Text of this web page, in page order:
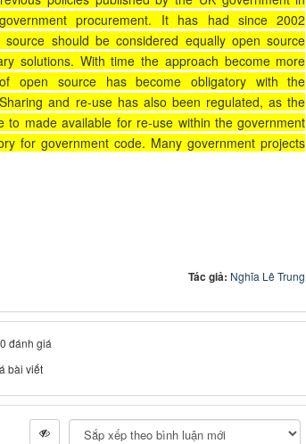
procurement. It has had since 2002
should be considered equally open source
solutions. With time the approach become more
open source has become obligatory with the
and re-use has also been regulated, as the
to made available for re-use within the government
for government code. Many government projects
Tác giả: Nghĩa Lê Trung
đánh giá
bài viết